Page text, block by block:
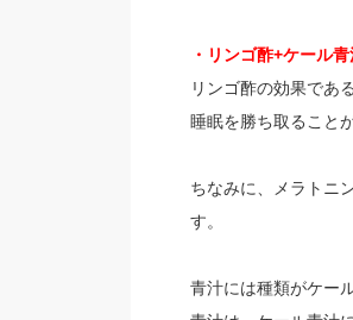
・リンゴ酢+ケール
リンゴ酢の効果であ
睡眠を勝ち取ること
ちなみに、メラトニ
す。
青汁には種類がケー